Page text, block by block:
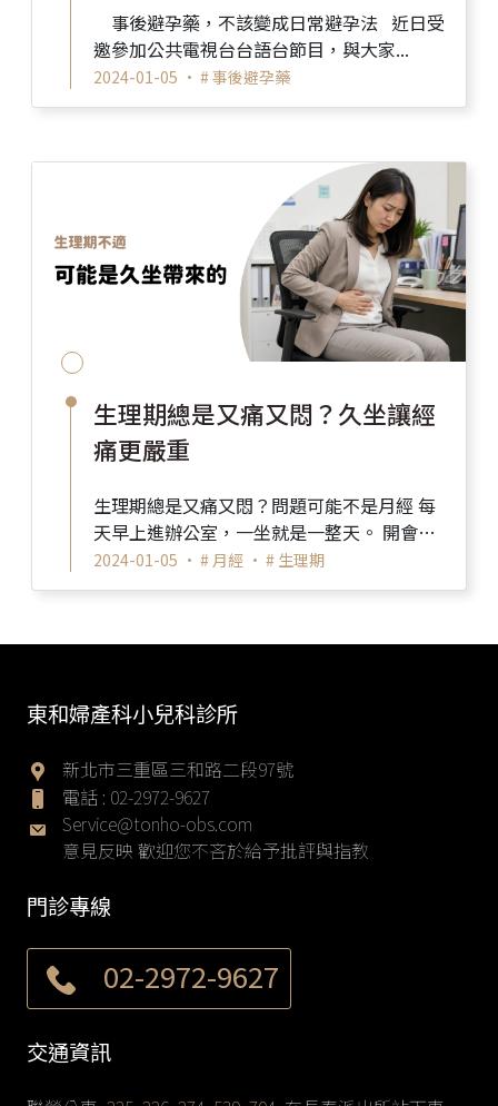
邀參加公共電視台台語台節目，與大家...
2024-01-05 • # 事後避孕藥
生理期總是又痛又悶？久坐讓經
痛更嚴重
生理期總是又痛又悶？問題可能不是月經 每
天早上進辦公室，一坐就是一整天。 開會、
回信、趕報告，忙到連喝水、起身走動的時
間都沒有。 ...
2024-01-05 • # 月經 • # 生理期
東和婦產科小兒科診所
新北市三重區三和路二段97號
電話 : 02-2972-9627
Service@tonho-obs.com
意見反映 歡迎您不吝於給予批評與指教
門診專線
02-2972-9627
交通資訊